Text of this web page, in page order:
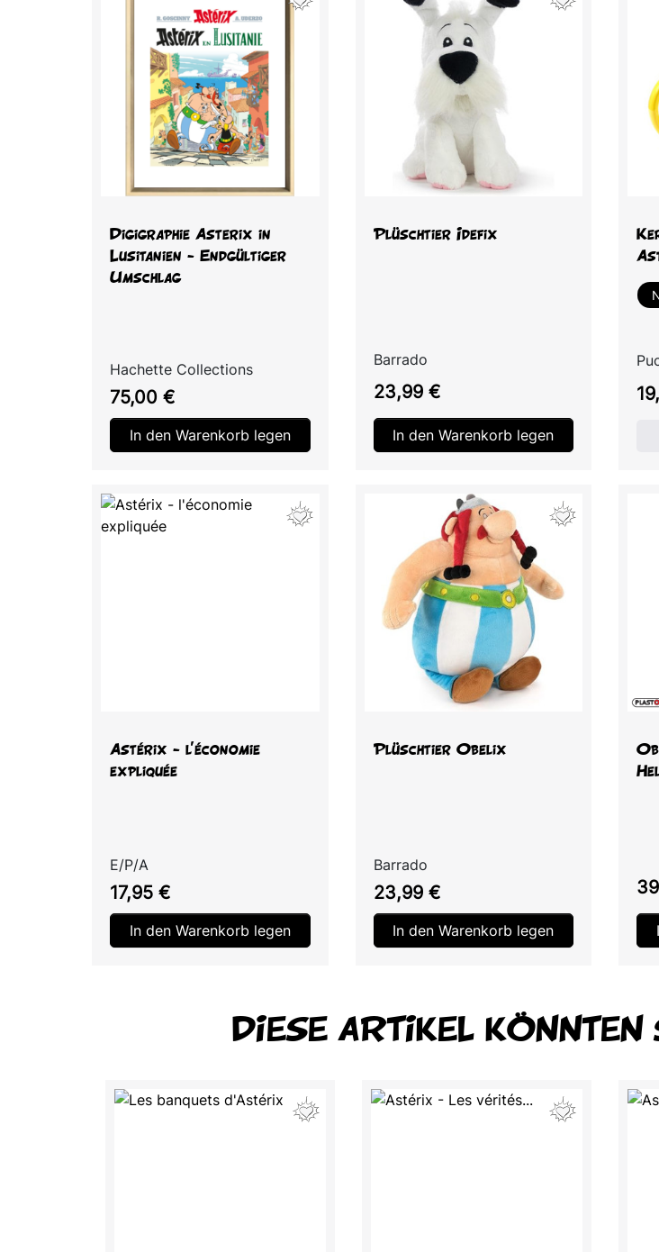
Digigraphie Asterix in
Lusitanien - Endgültiger
Umschlag
Hachette Collections
Preis
75,00 €
In den Warenkorb legen
Vorschau
Plüschtier Idefix
Barrado
Preis
23,99 €
In den Warenkorb legen
 Vorschau
Astérix - l'économie
expliquée
E/P/A
Preis
17,95 €
In den Warenkorb legen
Plüschtier Obelix
Barrado
Preis
23,99 €
In den Warenkorb legen
DIESE ARTIKEL